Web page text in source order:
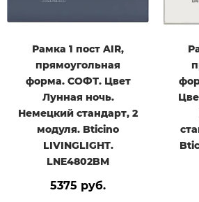
Рамка 1 пост AIR,
прямоугольная
форма. СОФТ. Цвет
Лунная ночь.
Немецкий стандарт, 2
модуля. Bticino
LIVINGLIGHT.
LNE4802BM
5375 руб.